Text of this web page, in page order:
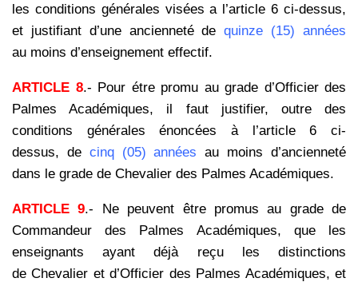
les conditions générales visées a l’article 6 ci-dessus,
et justifiant d’une ancienneté dequinze (15) années
au moins d’enseignement effectif.
ARTICLE 8.- Pour étre promu au grade d’Officier des
Palmes Académiques, il faut justifier, outre des
conditions générales énoncées à l’article 6 ci-
dessus, decinq (05) années au moins d’ancienneté
dans le grade de Chevalier des Palmes Académiques.
ARTICLE 9.- Ne peuvent être promus au grade de
Commandeur des Palmes Académiques, que les
enseignants ayant déjà reçu les distinctions
de Chevalier et d’Officier des Palmes Académiques, et